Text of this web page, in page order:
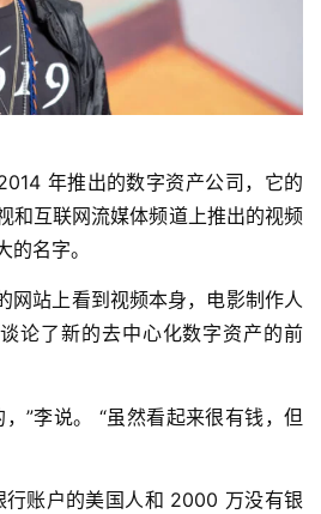
年推出的数字资产公司，它的
和互联网流媒体频道上推出的视频
名字。
站上看到视频本身，电影制作人
论了新的去中心化数字资产的前
”李说。 “虽然看起来很有钱，但
账户的美国人和 2000 万没有银